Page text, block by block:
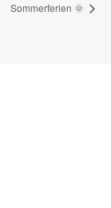
Sommerferien 🌞